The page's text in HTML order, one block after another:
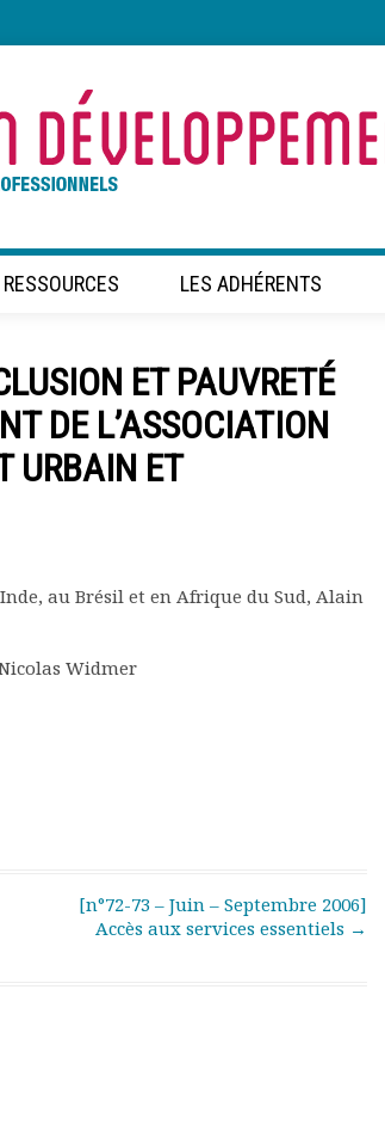
RESSOURCES LES ADHÉRENTS
ET PAUVRETÉ
DE L’ASSOCIATION
URBAIN ET
au Brésil et en Afrique du Sud, Alain
Widmer
[n°72-73 – Juin – Septembre 2006]
Accès aux services essentiels →